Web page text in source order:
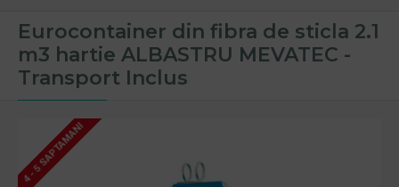
Eurocontainer din fibra de sticla 2.1
m3 hartie ALBASTRU MEVATEC -
Transport Inclus
4 - 5 SAPTAMANI